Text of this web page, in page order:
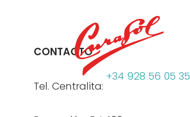
CONTACTO
Tel. Centralita:
+34 928 56 05 35